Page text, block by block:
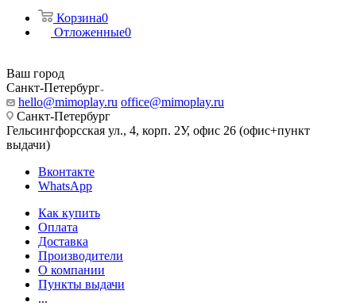
Корзина0
Отложенные0
Ваш город
Санкт-Петербург
hello@mimoplay.ru office@mimoplay.ru
Санкт-Петербург
Гельсингфорсская ул., 4, корп. 2У, офис 26 (офис+пункт
выдачи)
Вконтакте
WhatsApp
Как купить
Оплата
Доставка
Производители
О компании
Пункты выдачи
...